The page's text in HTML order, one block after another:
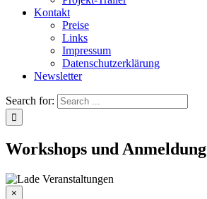
Kontakt
Preise
Links
Impressum
Datenschutzerklärung
Newsletter
Search for:
Workshops und Anmeldung
×